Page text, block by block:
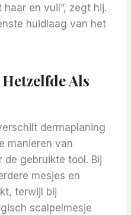
en vuil”, zegt hij.
huidlaag van het
Als
dermaplaning
manieren van
de gebruikte tool. Bij
mesjes en
terwijl bij
scalpelmesje